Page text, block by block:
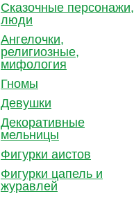
Сказочные персонажи,
люди
Ангелочки,
религиозные,
мифология
Гномы
Девушки
Декоративные
мельницы
Фигурки аистов
Фигурки цапель и
журавлей